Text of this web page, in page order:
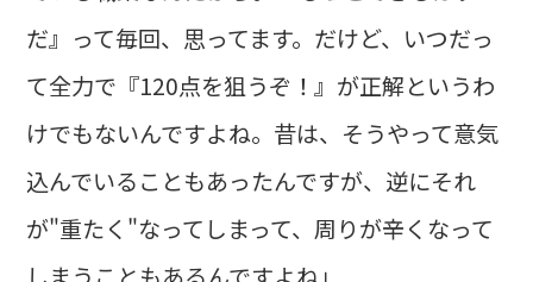
だ』って毎回、思ってます。だけど、いつだっ
て全力で『120点を狙うぞ！』が正解というわ
けでもないんですよね。昔は、そうやって意気
込んでいることもあったんですが、逆にそれ
が"重たく"なってしまって、周りが辛くなって